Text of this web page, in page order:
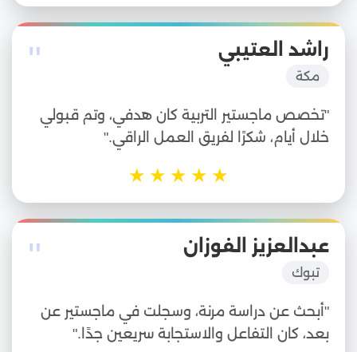
" راشد العتيبي
مكة
"تخصص ماجستير التربية كان هدفي، وتم قبولي
خلال أيام، شكرًا لفريق العمل الراقي."
★
★
★
★
★
" عبدالعزيز الفوزان
تبوك
"أبحث عن دراسة مرنة، وسجلت في ماجستير عن
بعد، كان التفاعل والاستجابة سريعين جدًا."